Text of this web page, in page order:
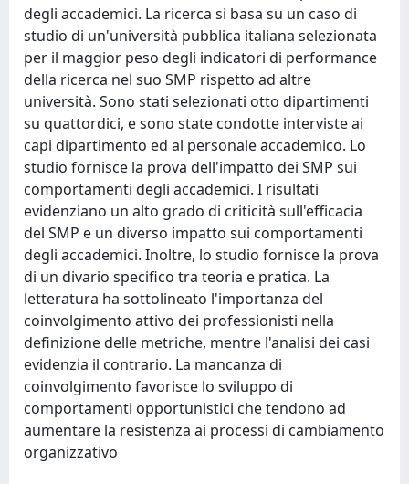
degli accademici. La ricerca si basa su un caso di
studio di un'università pubblica italiana selezionata
per il maggior peso degli indicatori di performance
della ricerca nel suo SMP rispetto ad altre
università. Sono stati selezionati otto dipartimenti
su quattordici, e sono state condotte interviste ai
capi dipartimento ed al personale accademico. Lo
studio fornisce la prova dell'impatto dei SMP sui
comportamenti degli accademici. I risultati
evidenziano un alto grado di criticità sull'efficacia
del SMP e un diverso impatto sui comportamenti
degli accademici. Inoltre, lo studio fornisce la prova
di un divario specifico tra teoria e pratica. La
letteratura ha sottolineato l'importanza del
coinvolgimento attivo dei professionisti nella
definizione delle metriche, mentre l'analisi dei casi
evidenzia il contrario. La mancanza di
coinvolgimento favorisce lo sviluppo di
comportamenti opportunistici che tendono ad
aumentare la resistenza ai processi di cambiamento
organizzativo